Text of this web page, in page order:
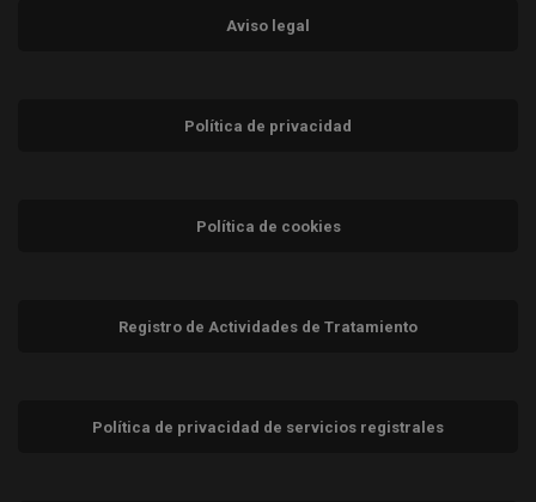
Aviso legal
Política de privacidad
Política de cookies
Registro de Actividades de Tratamiento
Política de privacidad de servicios registrales